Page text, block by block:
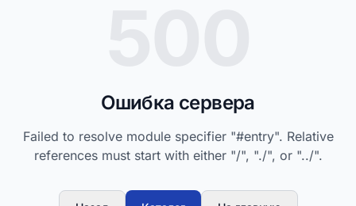
Ошибка сервера
Failed to resolve module specifier "#entry". Relative
references must start with either "/", "./", or "../".